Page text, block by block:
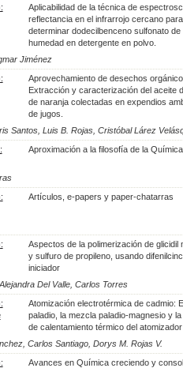
Aplicabilidad de la técnica de
reflectancia en el infrarrojo cercano para
determinar dodecilbenceno sulfonato de
humedad en detergente en polvo.
Jiménez
Aprovechamiento de desechos
Extracción y caracterización del aceite
de naranja colectadas en expendios
de jugos.
Santos, Luis B. Rojas, Cristóbal Lárez
Aproximación a la filosofía de la
Artículos, e-papers y paper-chatarras
Aspectos de la polimerización de glicidil
y sulfuro de propileno, usando
iniciador
Del Valle, Carlos Torres
Atomización electrotérmica de cadmio:
paladio, la mezcla paladio-magnesio y
de calentamiento térmico del atomizador
Carlos Santiago, Dorys M. Rojas V.
Avances en Química creciendo y